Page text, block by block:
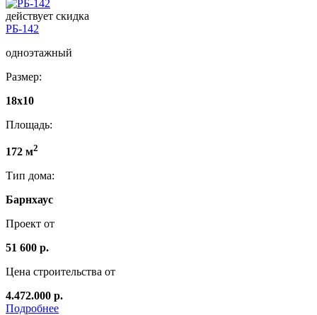
действует скидка
РБ-142
одноэтажный
Размер:
18х10
Площадь:
172 м2
Тип дома:
Барнхаус
Проект от
51 600 р.
Цена строительства от
4.472.000 р.
Подробнее